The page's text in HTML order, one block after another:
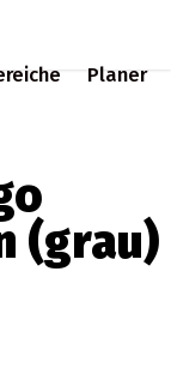
Planer
(grau)